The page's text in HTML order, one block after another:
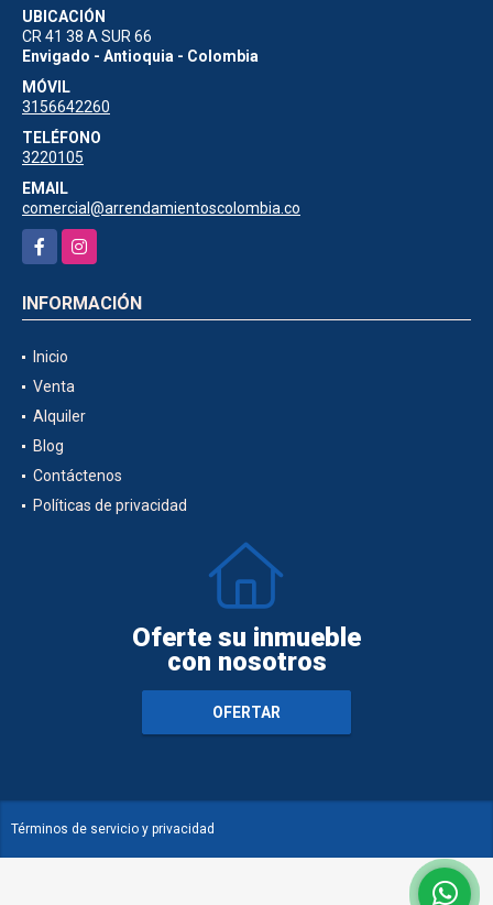
UBICACIÓN
CR 41 38 A SUR 66
Envigado - Antioquia - Colombia
MÓVIL
3156642260
TELÉFONO
3220105
EMAIL
comercial@arrendamientoscolombia.co
FacebookInstagram
INFORMACIÓN
Inicio
Venta
Alquiler
Blog
Contáctenos
Políticas de privacidad
Oferte su inmueble
con nosotros
OFERTAR
Términos de servicio y privacidad